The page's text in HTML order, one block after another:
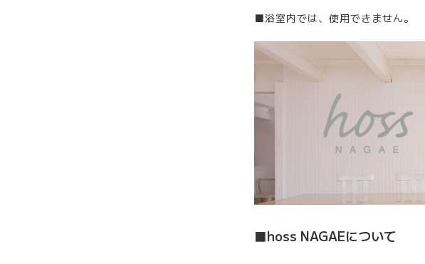
■浴室内では、使用できません。
■hoss NAGAEについて